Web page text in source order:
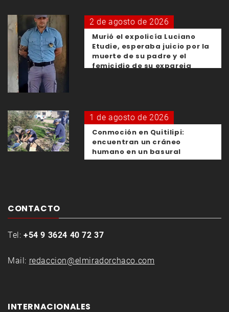
2 de agosto de 2026
Murió el expolicía Luciano
Etudie, esperaba juicio por la
muerte de su padre y el
femicidio de su expareja
1 de agosto de 2026
Conmoción en Quitilipi:
encuentran un cráneo
humano en un basural
CONTACTO
Tel: +54 9 3624 40 72 37
Mail: redaccion@elmiradorchaco.com
INTERNACIONALES